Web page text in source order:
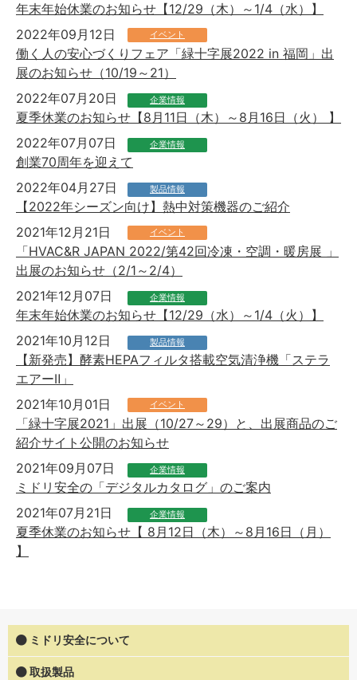
年末年始休業のお知らせ【12/29（木）～1/4（水）】
2022年09月12日
イベント
働く人の安心づくりフェア「緑十字展2022 in 福岡」出
展のお知らせ（10/19～21）
2022年07月20日
企業情報
夏季休業のお知らせ【8月11日（木）～8月16日（火） 】
2022年07月07日
企業情報
創業70周年を迎えて
2022年04月27日
製品情報
【2022年シーズン向け】熱中対策機器のご紹介
2021年12月21日
イベント
「HVAC&R JAPAN 2022/第42回冷凍・空調・暖房展 」
出展のお知らせ（2/1～2/4）
2021年12月07日
企業情報
年末年始休業のお知らせ【12/29（水）～1/4（火）】
2021年10月12日
製品情報
【新発売】酵素HEPAフィルタ搭載空気清浄機「ステラ
エアーⅡ」
2021年10月01日
イベント
「緑十字展2021」出展（10/27～29）と、出展商品のご
紹介サイト公開のお知らせ
2021年09月07日
企業情報
ミドリ安全の「デジタルカタログ」のご案内
2021年07月21日
企業情報
夏季休業のお知らせ【 8月12日（木）～8月16日（月）
】
ミドリ安全について
取扱製品